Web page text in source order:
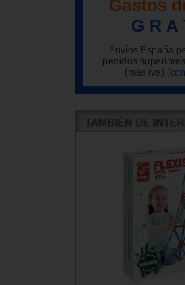
Gastos
G R A
Envíos España
pedidos
(más iva)